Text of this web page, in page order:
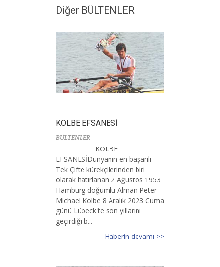
Diğer BÜLTENLER
KOLBE EFSANESİ
BÜLTENLER
KOLBE
EFSANESİDünyanın en başarılı
Tek Çifte kürekçilerinden biri
olarak hatırlanan 2 Ağustos 1953
Hamburg doğumlu Alman Peter-
Michael Kolbe 8 Aralık 2023 Cuma
günü Lübeck'te son yıllarını
geçirdiği b...
Haberin devamı >>